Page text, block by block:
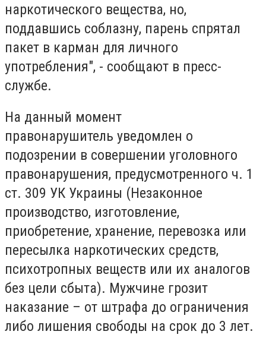
наркотического вещества, но,
поддавшись соблазну, парень спрятал
пакет в карман для личного
употребления", - сообщают в пресс-
службе.
На данный момент
правонарушитель уведомлен о
подозрении в совершении уголовного
правонарушения, предусмотренного ч. 1
ст. 309 УК Украины (Незаконное
производство, изготовление,
приобретение, хранение, перевозка или
пересылка наркотических средств,
психотропных веществ или их аналогов
без цели сбыта). Мужчине грозит
наказание – от штрафа до ограничения
либо лишения свободы на срок до 3 лет.